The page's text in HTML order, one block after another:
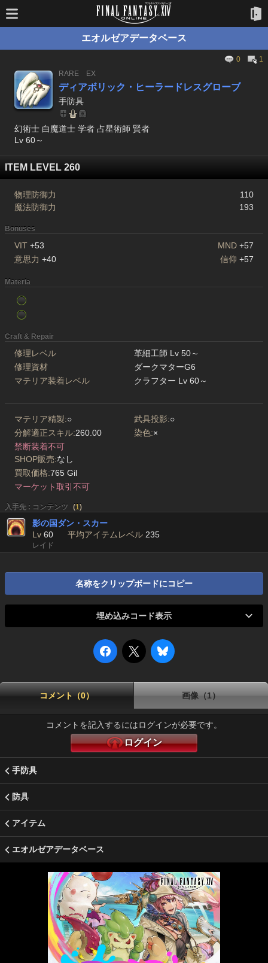
エオルゼアデータベース
0
1
RARE
EX
ディアボリック・ヒーラードレスグローブ
手防具
幻術士 白魔道士 学者 占星術師 賢者
Lv 60～
ITEM LEVEL 260
物理防御力
110
魔法防御力
193
Bonuses
VIT +53 MND +57
意思力 +40 信仰 +57
Materia
Craft & Repair
修理レベル
革細工師 Lv 50～
修理資材
ダークマターG6
マテリア装着レベル
クラフター Lv 60～
マテリア精製:○ 武具投影:○
分解適正スキル:260.00 染色:×
禁断装着不可
SHOP販売:なし
買取価格:765 Gil
マーケット取引不可
入手先 : コンテンツ (1)
影の国ダン・スカー
Lv 60 平均アイテムレベル 235
レイド
名称をクリップボードにコピー
埋め込みコード表示
コメント（0） 画像（1）
コメントを記入するにはログインが必要です。
ログイン
手防具
防具
アイテム
エオルゼアデータベース